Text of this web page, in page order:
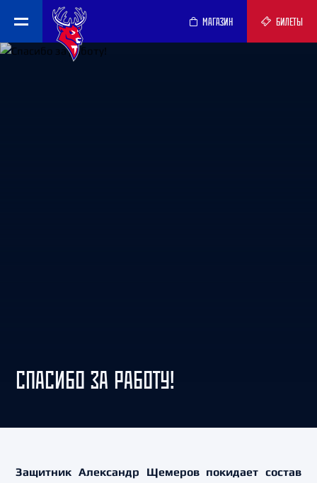
МАГАЗИН БИЛЕТЫ
СПАСИБО ЗА РАБОТУ!
Защитник Александр Щемеров покидает состав